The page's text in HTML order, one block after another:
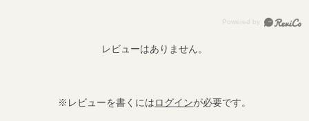
レビューはありません。
※レビューを書くにはログインが必要です。